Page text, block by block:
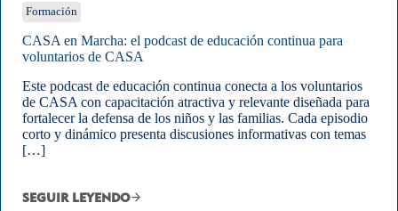
Formación
CASA en Marcha: el podcast de educación continua para
voluntarios de CASA
Este podcast de educación continua conecta a los voluntarios
de CASA con capacitación atractiva y relevante diseñada para
fortalecer la defensa de los niños y las familias. Cada episodio
corto y dinámico presenta discusiones informativas con temas
[…]
SEGUIR LEYENDO